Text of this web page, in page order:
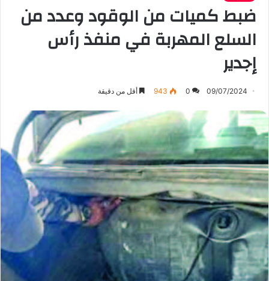
ضبط كميات من الوقود وعدد من
السلع المهربة في منفذ رأس
إجدير
09/07/2024
0
943 أقل من دقيقة